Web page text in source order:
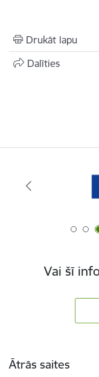
Drukāt lapu
Dalīties
Vai šī
Ātrās saites